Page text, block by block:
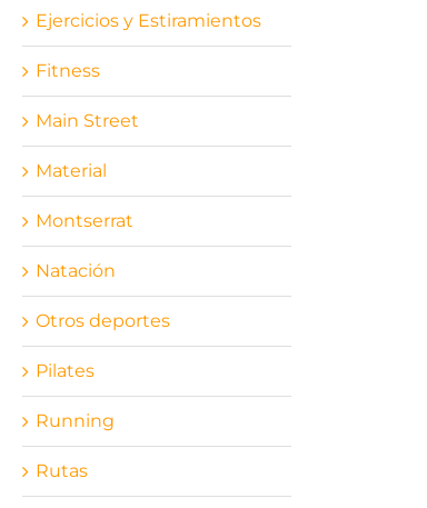
Ejercicios y Estiramientos
Fitness
Main Street
Material
Montserrat
Natación
Otros deportes
Pilates
Running
Rutas